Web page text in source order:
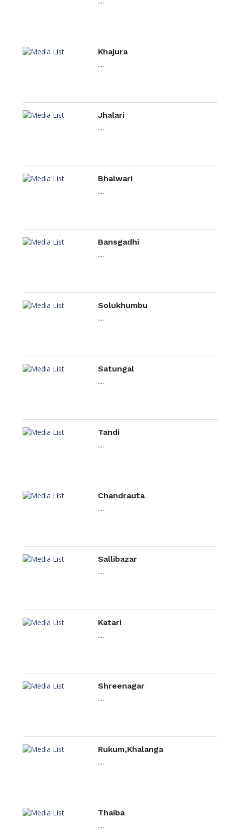
Khajura
....
Jhalari
....
Bhalwari
....
Bansgadhi
....
Solukhumbu
....
Satungal
....
Tandi
....
Chandrauta
....
Sallibazar
....
Katari
....
Shreenagar
....
Rukum,Khalanga
....
Thaiba
....